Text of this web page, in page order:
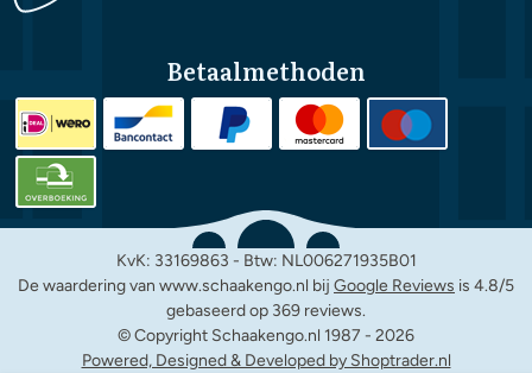
Betaalmethoden
KvK: 33169863 - Btw: NL006271935B01
De waardering van www.schaakengo.nl bij Google Reviews is 4.8/5
gebaseerd op 369 reviews.
© Copyright Schaakengo.nl 1987 - 2026
Powered, Designed & Developed by Shoptrader.nl